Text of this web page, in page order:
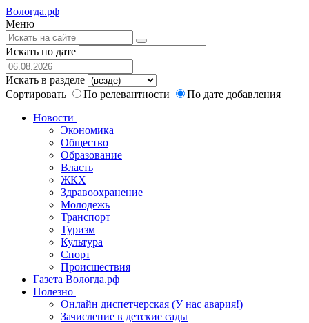
Вологда.рф
Меню
Искать по дате
Искать в разделе
Сортировать
По релевантности
По дате добавления
Новости
Экономика
Общество
Образование
Власть
ЖКХ
Здравоохранение
Молодежь
Транспорт
Туризм
Культура
Спорт
Происшествия
Газета Вологда.рф
Полезно
Онлайн диспетчерская (У нас авария!)
Зачисление в детские сады